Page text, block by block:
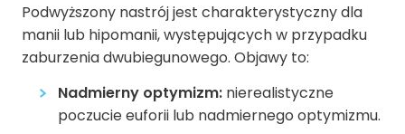
Podwyższony nastrój jest charakterystyczny dla
manii lub hipomanii, występujących w przypadku
zaburzenia dwubiegunowego. Objawy to:
Nadmierny optymizm: nierealistyczne
poczucie euforii lub nadmiernego optymizmu.